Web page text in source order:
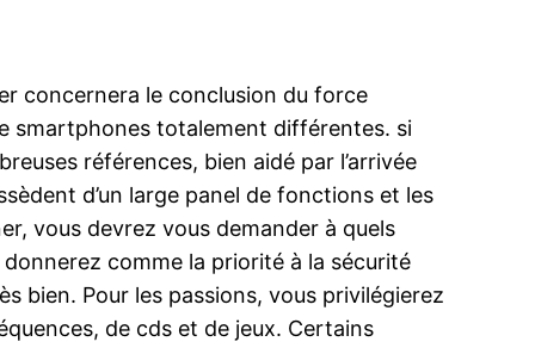
concernera le conclusion du force
smartphones totalement différentes. si
références, bien aidé par l’arrivée
d’un large panel de fonctions et les
vous devrez vous demander à quels
comme la priorité à la sécurité
bien. Pour les passions, vous privilégierez
de cds et de jeux. Certains